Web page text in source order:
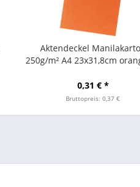
Aktendeckel
250g/m² A4 23x31,8cm
0,31 € *
Bruttopreis: 0,37 €